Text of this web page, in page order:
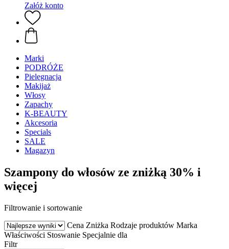
Załóż konto
Marki
PODRÓŻE
Pielęgnacja
Makijaż
Włosy
Zapachy
K-BEAUTY
Akcesoria
Specials
SALE
Magazyn
Szampony do włosów ze zniżką 30% i
więcej
Filtrowanie i sortowanie
Cena Zniżka Rodzaje produktów Marka
Właściwości Stoswanie Specjalnie dla
Filtr